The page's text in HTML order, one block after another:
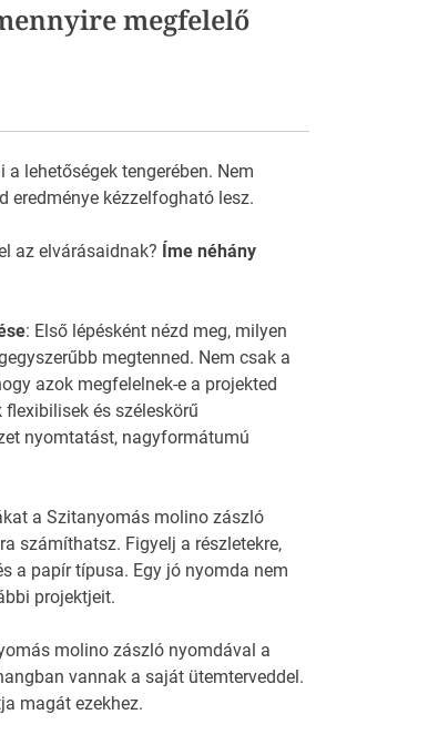
megfelelő
lehetőségek tengerében. Nem
eredménye kézzelfogható lesz.
az elvárásaidnak? Íme néhány
: Első lépésként nézd meg, milyen
megtenned. Nem csak a
azok megfelelnek-e a projekted
és széleskörű
nyomtatást, nagyformátumú
a Szitanyomás molino zászló
számíthatsz. Figyelj a részletekre,
a papír típusa. Egy jó nyomda nem
projektjeit.
molino zászló nyomdával a
vannak a saját ütemterveddel.
magát ezekhez.